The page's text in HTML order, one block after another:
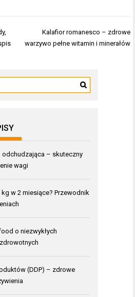
Kalafior romanesco – zdrowe
warzywo pełne witamin i minerałów
odchudzająca – skuteczny
wagi
w 2 miesiące? Przewodnik
o niezwykłych
(DDP) – zdrowe